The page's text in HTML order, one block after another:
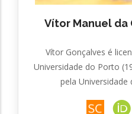
Vítor Manuel da
Vítor Gonçalves é
Universidade do Porto
pela Universidade